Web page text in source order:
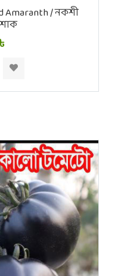
Amaranth / নকশী